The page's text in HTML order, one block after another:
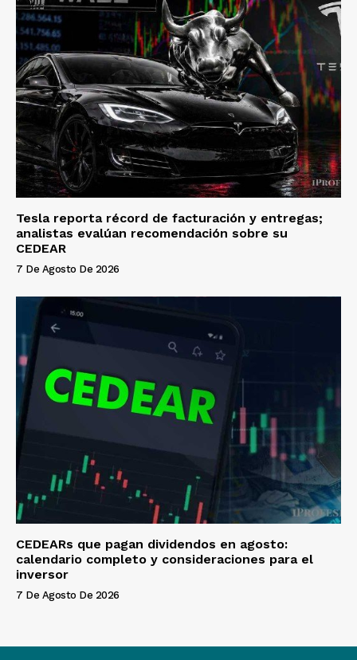
Tesla reporta récord de facturación y entregas;
analistas evalúan recomendación sobre su
CEDEAR
7 De Agosto De 2026
CEDEARs que pagan dividendos en agosto:
calendario completo y consideraciones para el
inversor
7 De Agosto De 2026